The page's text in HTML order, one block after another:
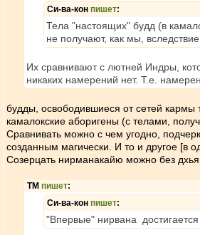
Си-ва-кон пишет:
Тела "настоящих" будд (в
не получают, как мы,
Их сравнивают с лютней Индры,
никаких намерений нет. Т.е.
будды, освободившиеся от сетей кармы
камалокские аборигены (с телами,
Сравнивать можно с чем угодно,
созданным магически. И то и другое [в
Созерцать нирманакайю можно без
ТМ пишет:
Си-ва-кон пишет:
"Впервые" нирвана